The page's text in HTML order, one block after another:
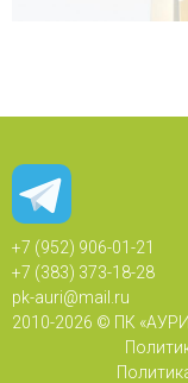
+7 (952) 906-01-21
+7 (383) 373-18-28
pk-auri@mail.ru
2010-2026 © ПК